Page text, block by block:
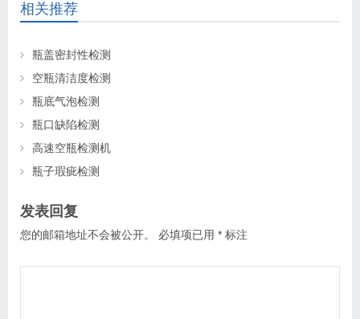
相关推荐
瓶盖密封性检测
空瓶清洁度检测
瓶底气泡检测
瓶口缺陷检测
高速空瓶检测机
瓶子瑕疵检测
发表回复
您的邮箱地址不会被公开。 必填项已用 * 标注